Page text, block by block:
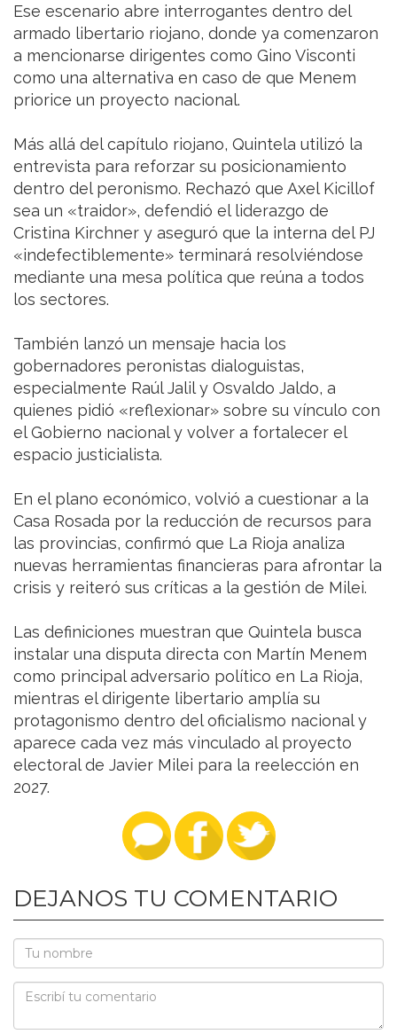
Ese escenario abre interrogantes dentro del
armado libertario riojano, donde ya comenzaron
a mencionarse dirigentes como Gino Visconti
como una alternativa en caso de que Menem
priorice un proyecto nacional.
Más allá del capítulo riojano, Quintela utilizó la
entrevista para reforzar su posicionamiento
dentro del peronismo. Rechazó que Axel Kicillof
sea un «traidor», defendió el liderazgo de
Cristina Kirchner y aseguró que la interna del PJ
«indefectiblemente» terminará resolviéndose
mediante una mesa política que reúna a todos
los sectores.
También lanzó un mensaje hacia los
gobernadores peronistas dialoguistas,
especialmente Raúl Jalil y Osvaldo Jaldo, a
quienes pidió «reflexionar» sobre su vínculo con
el Gobierno nacional y volver a fortalecer el
espacio justicialista.
En el plano económico, volvió a cuestionar a la
Casa Rosada por la reducción de recursos para
las provincias, confirmó que La Rioja analiza
nuevas herramientas financieras para afrontar la
crisis y reiteró sus críticas a la gestión de Milei.
Las definiciones muestran que Quintela busca
instalar una disputa directa con Martín Menem
como principal adversario político en La Rioja,
mientras el dirigente libertario amplía su
protagonismo dentro del oficialismo nacional y
aparece cada vez más vinculado al proyecto
electoral de Javier Milei para la reelección en
2027.
DEJANOS TU COMENTARIO